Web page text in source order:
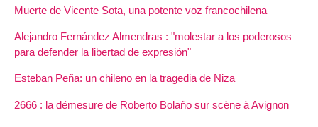
Muerte de Vicente Sota, una potente voz francochilena
Alejandro Fernández Almendras : "molestar a los poderosos
para defender la libertad de expresión"
Esteban Peña: un chileno en la tragedia de Niza
2666 : la démesure de Roberto Bolaño sur scène à Avignon